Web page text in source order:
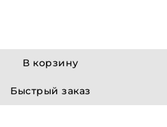
В корзину
Быстрый заказ